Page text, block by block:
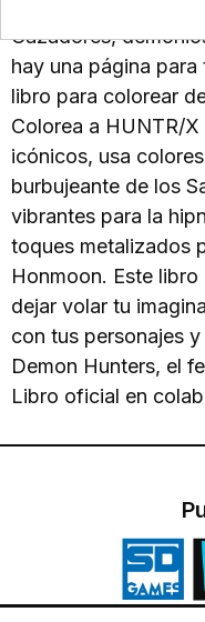
Cazadores,
hay una página
libro para colorear
Colorea a HUNTR/
icónicos, usa
burbujeante de los
vibrantes para la
toques metalizados
Honmoon. Este
dejar volar tu
con tus personajes
Demon Hunters, el
Libro oficial en